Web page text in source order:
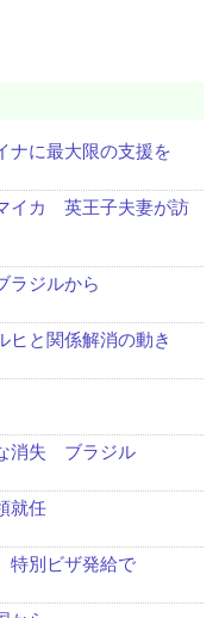
ナに最大限の支援を
イカ 英王子夫妻が訪
ラジルから
と関係解消の動き
消失 ブラジル
就任
特別ビザ発給で